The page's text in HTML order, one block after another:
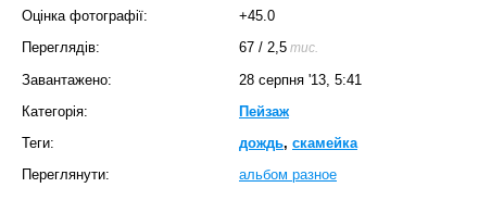
Оцінка фотографії:
+45.0
Переглядів:
67 / 2,5 тис.
Завантажено:
28 серпня '13, 5:41
Категорія:
Пейзаж
Теги:
дождь, скамейка
Переглянути:
альбом разное